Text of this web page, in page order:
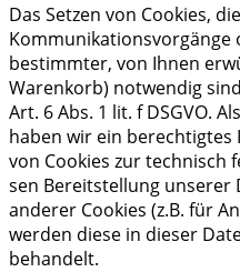
Das Set­zen von Coo­kies,
bestimm­ter, von Ihnen
Waren­korb) not­wen­dig
Art. 6 Abs. 1 lit. f DSGVO.
haben wir ein berech­tig­tes
von Coo­kies zur
sen Bereit­stel­lung unse­rer
ande­rer Coo­kies (z.B. für
wer­den die­se in die­ser
behandelt.